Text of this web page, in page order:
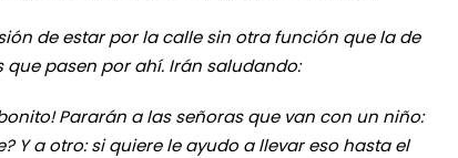
de estar por la calle sin otra función que la de
pasen por ahí. Irán saludando:
Pararán a las señoras que van con un niño:
Y a otro: si quiere le ayudo a llevar eso hasta el